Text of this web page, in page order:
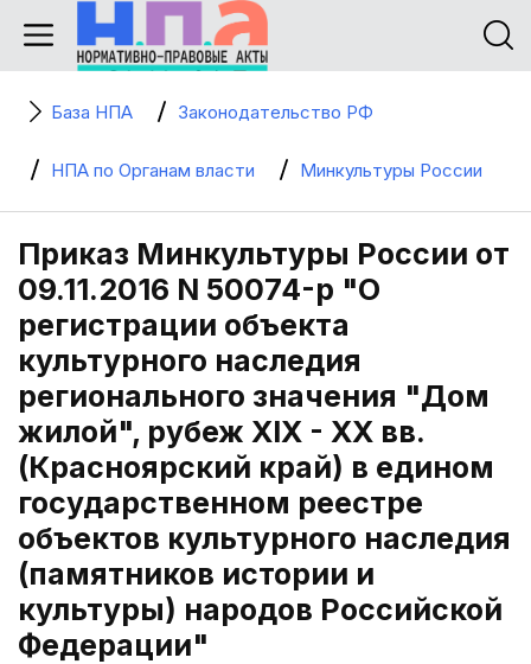
База НПА Законодательство РФ
НПА по Органам власти Минкультуры России
Приказ Минкультуры России от
09.11.2016 N 50074-р "О
регистрации объекта
культурного наследия
регионального значения "Дом
жилой", рубеж XIX - XX вв.
(Красноярский край) в едином
государственном реестре
объектов культурного наследия
(памятников истории и
культуры) народов Российской
Федерации"